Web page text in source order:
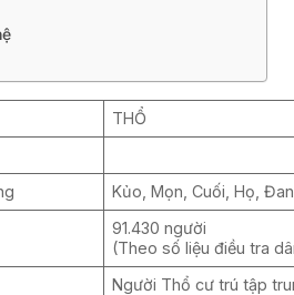
THỔ
Kủo, Mọn, Cuối, Họ,
91.430 người
(Theo số liệu điều tra
Người Thổ cư trú tập